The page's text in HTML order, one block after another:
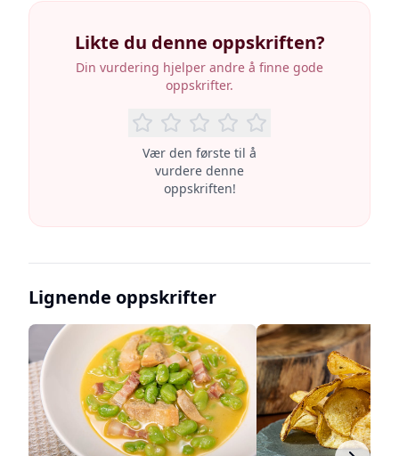
Likte du denne oppskriften?
Din vurdering hjelper andre å finne gode
oppskrifter.
Vær den første til å
vurdere denne
oppskriften!
Lignende oppskrifter